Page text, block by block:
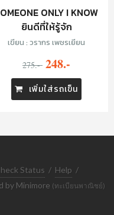
ONLY I KNOW
ยินดีที่ให้รู้จัก
เขียน : วรากร เพชรเยียน
275.- 248.-
เพิ่มใส่รถเข็น
Status / Help /
by Minimore (ทะเบียนพาณิชย์)